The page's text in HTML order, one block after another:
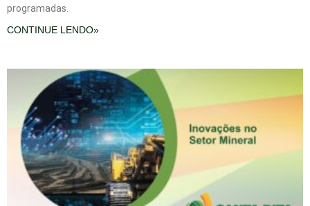
programadas.
CONTINUE LENDO»